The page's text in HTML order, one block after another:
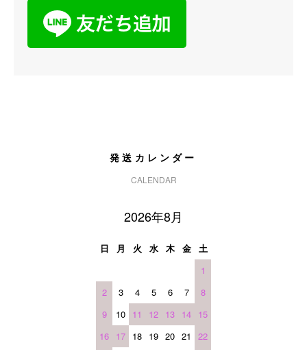
発送カレンダー
CALENDAR
2026年8月
日 月 火 水 木 金
土
1
2
3 4 5 6 7
8
9
10 11 12 13 14 15
16 17 18 19 20 21
22